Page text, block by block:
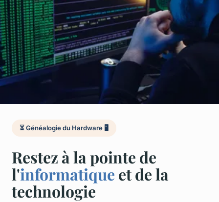
⏳ Généalogie du Hardware 🖥️
Restez à la pointe de
l'informatique et de la
technologie